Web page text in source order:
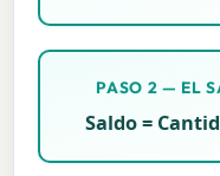
PASO 2 — EL
Saldo =